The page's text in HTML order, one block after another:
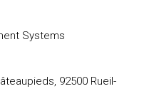
Systems
92500 Rueil-